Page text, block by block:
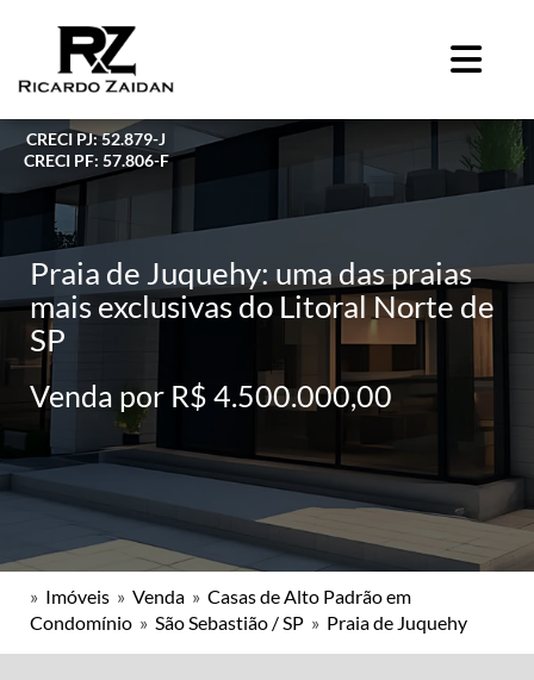
CRECI PJ: 52.879-J
CRECI PF: 57.806-F
Praia de Juquehy: uma das praias
mais exclusivas do Litoral Norte de
SP
Venda por R$ 4.500.000,00
» Imóveis » Venda » Casas de Alto Padrão em
Condomínio » São Sebastião / SP » Praia de Juquehy